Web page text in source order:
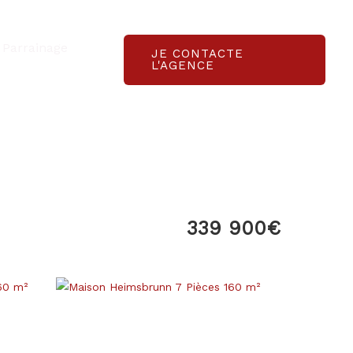
JE CONTACTE
L'AGENCE
339 900€